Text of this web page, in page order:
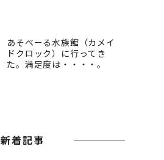
あそべーる水族館（カメイ
ドクロック）に行ってき
た。満足度は・・・・。
新着記事